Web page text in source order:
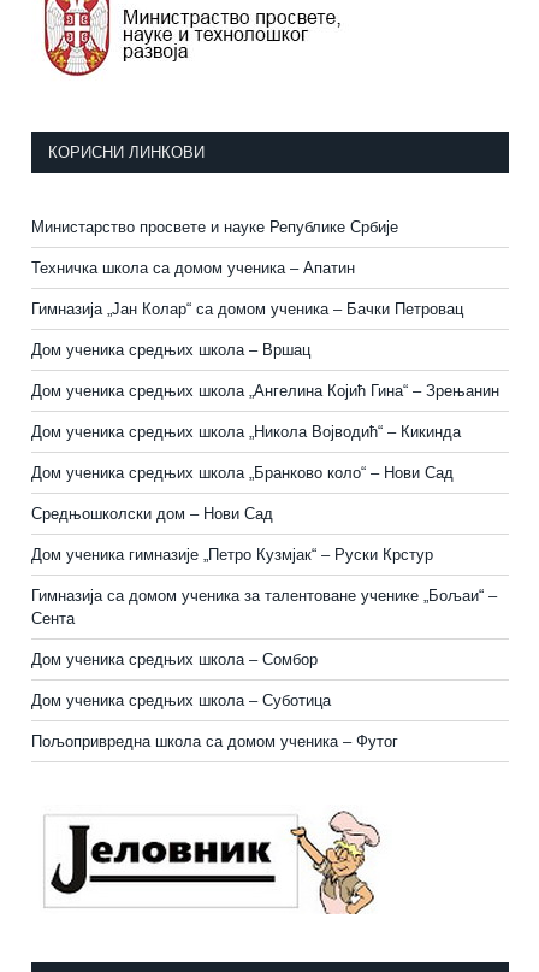
КОРИСНИ ЛИНКОВИ
Министарство просвете и науке Републике Србије
Техничка школа са домом ученика – Апатин
Гимназија „Јан Колар“ са домом ученика – Бачки Петровац
Дом ученика средњих школа – Вршац
Дом ученика средњих школа „Ангелина Којић Гина“ – Зрењанин
Дом ученика средњих школа „Никола Војводић“ – Кикинда
Дом ученика средњих школа „Бранково коло“ – Нови Сад
Средњошколски дом – Нови Сад
Дом ученика гимназије „Петро Кузмјак“ – Руски Крстур
Гимназија са домом ученика за талентоване ученике „Бољаи“ –
Сента
Дом ученика средњих школа – Сомбор
Дом ученика средњих школа – Суботица
Пољопривредна школа са домом ученика– Футог